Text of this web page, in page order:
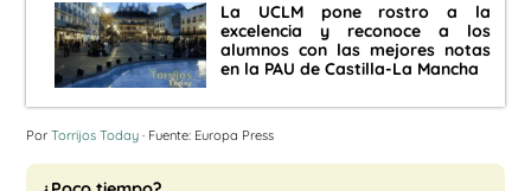
La UCLM pone rostro a la
excelencia y reconoce a los
alumnos con las mejores notas
en la PAU de Castilla-La Mancha
Por Torrijos Today · Fuente: Europa Press